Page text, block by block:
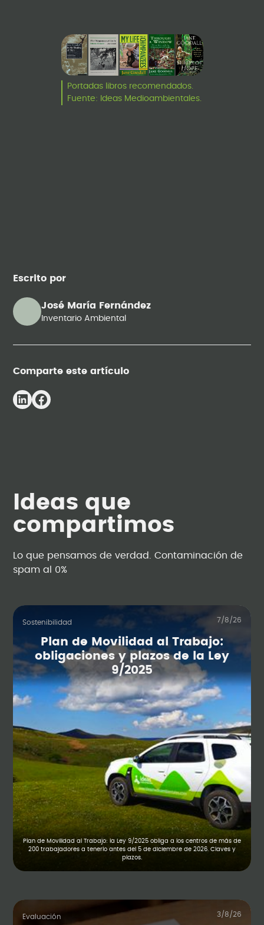
Escrito por
José María Fernández
Inventario Ambiental
Comparte este artículo
Portadas libros recomendados.
Fuente: Ideas Medioambientales.
Ideas que
compartimos
Lo que pensamos de verdad. Contaminación de
spam al 0%
Sostenibilidad 7/8/26
Plan de Movilidad al Trabajo:
obligaciones y plazos de la Ley
9/2025
Plan de Movilidad al Trabajo: la Ley 9/2025 obliga a los centros de más de
200 trabajadores a tenerlo antes del 5 de diciembre de 2026. Claves y
plazos.
Evaluación 3/8/26